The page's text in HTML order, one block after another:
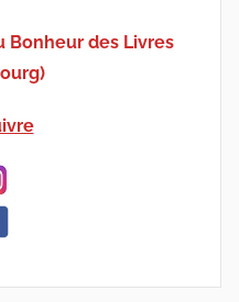
Bonheur des Livres